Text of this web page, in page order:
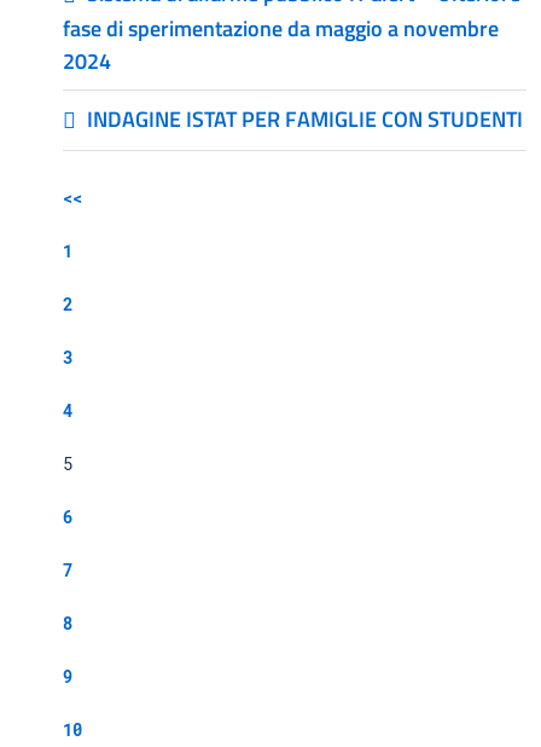
fase di sperimentazione da maggio a novembre
2024
INDAGINE ISTAT PER FAMIGLIE CON STUDENTI
<<
1
2
3
4
5
6
7
8
9
10